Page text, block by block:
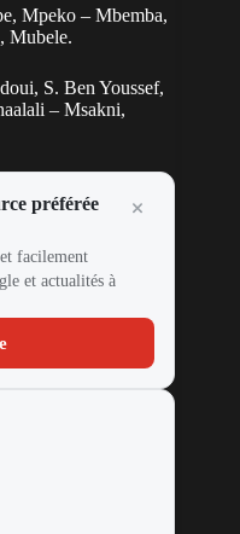
Mpeko – Mbemba,
Mubele.
S. Ben Youssef,
– Msakni,
préférée
facilement
et actualités à